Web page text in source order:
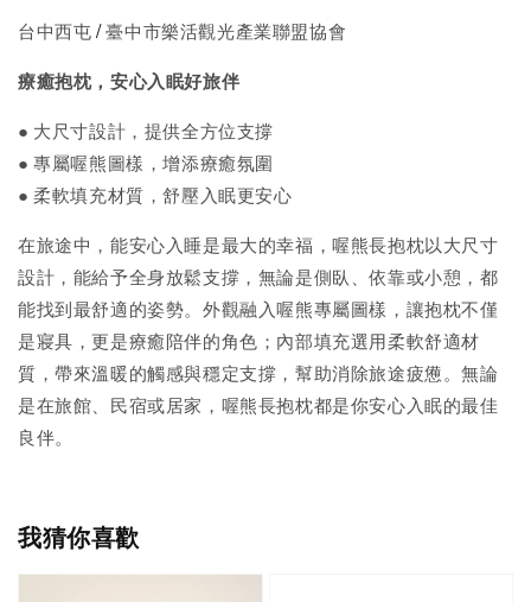
台中西屯 /臺中市樂活觀光產業聯盟協會
療癒抱枕，安心入眠好旅伴
● 大尺寸設計，提供全方位支撐
● 專屬喔熊圖樣，增添療癒氛圍
● 柔軟填充材質，舒壓入眠更安心
在旅途中，能安心入睡是最大的幸福，喔熊長抱枕以大尺寸
設計，能給予全身放鬆支撐，無論是側臥、依靠或小憩，都
能找到最舒適的姿勢。外觀融入喔熊專屬圖樣，讓抱枕不僅
是寢具，更是療癒陪伴的角色；內部填充選用柔軟舒適材
質，帶來溫暖的觸感與穩定支撐，幫助消除旅途疲憊。無論
是在旅館、民宿或居家，喔熊長抱枕都是你安心入眠的最佳
良伴。
我猜你喜歡